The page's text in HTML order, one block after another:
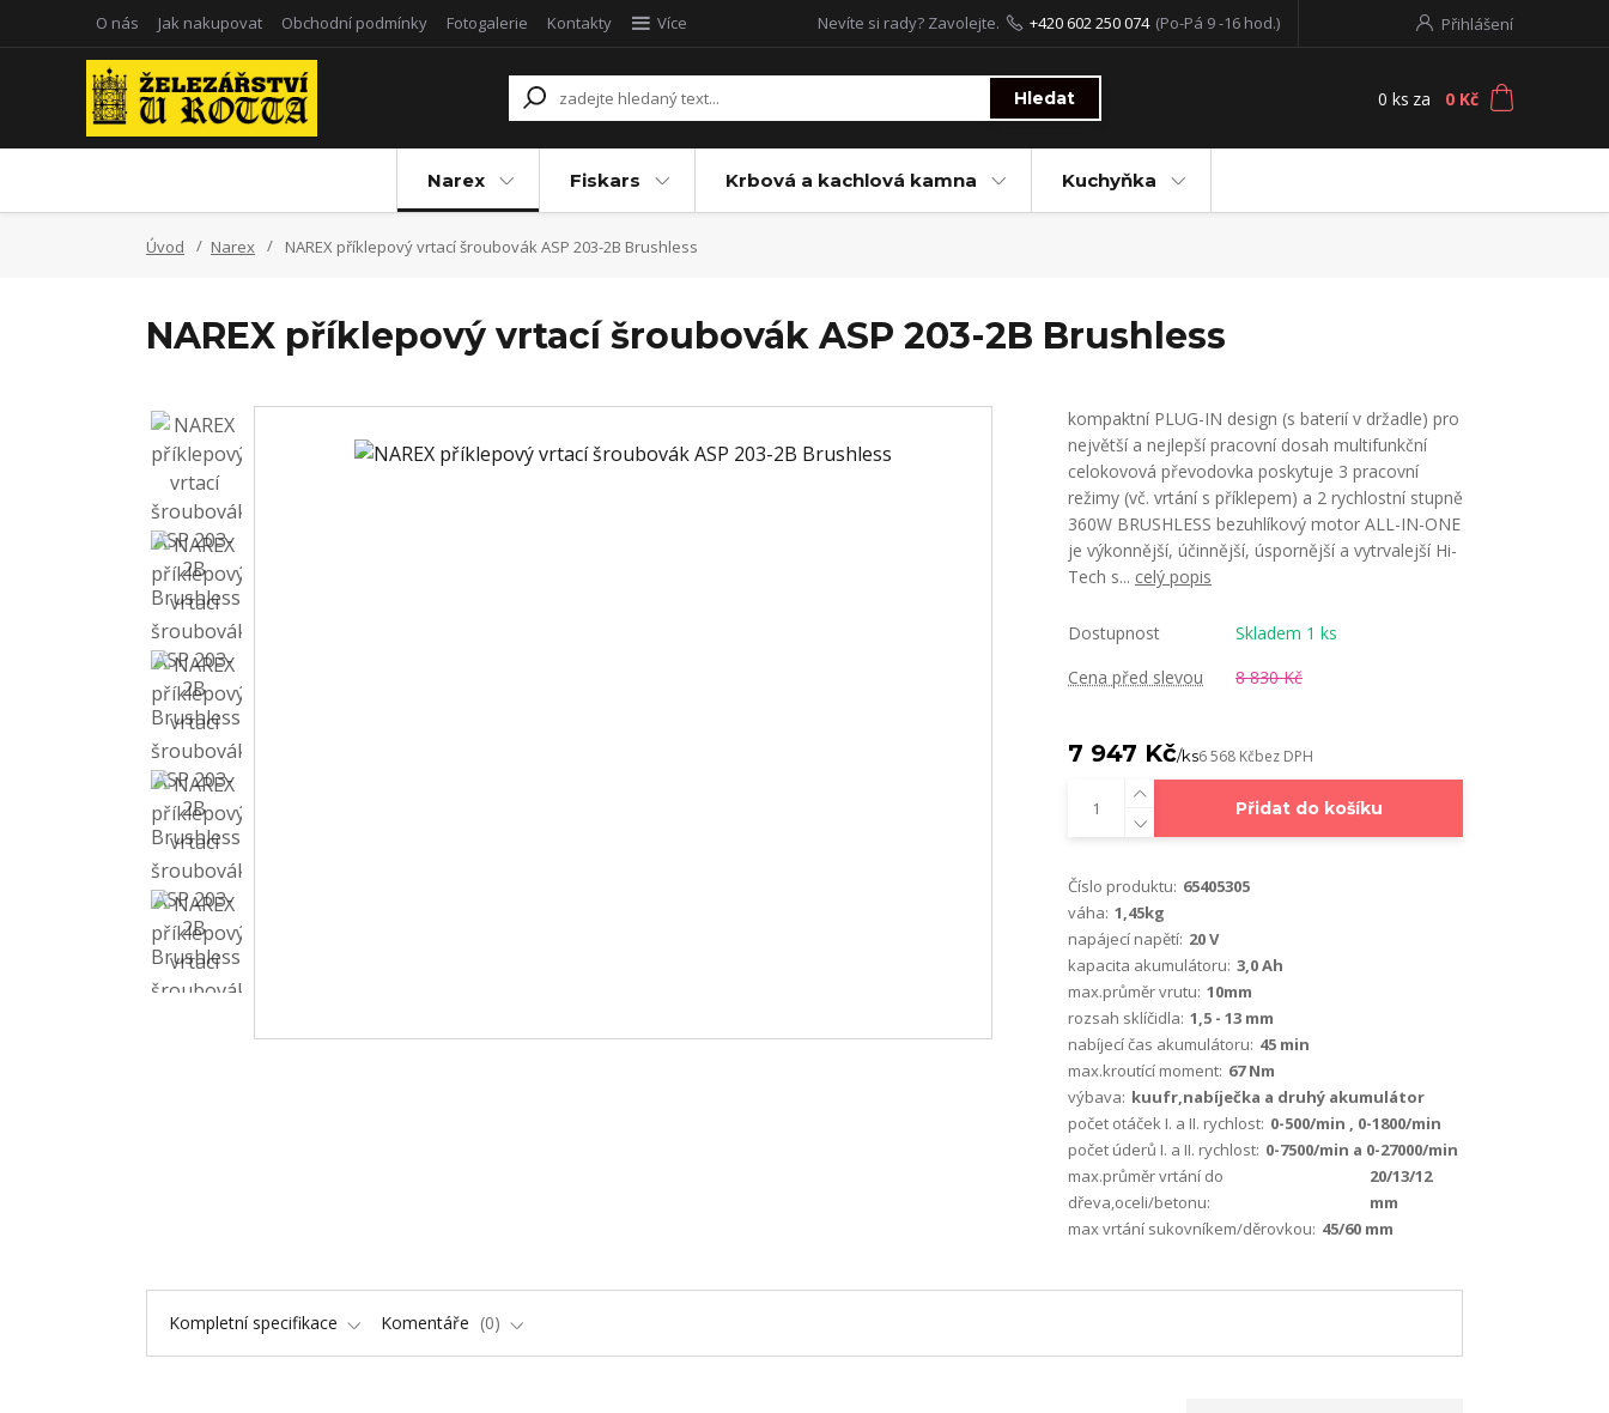
O nás Jak nakupovat Obchodní podmínky Fotogalerie Kontakty Více Přihlášení
Hledat
Nevíte si rady? Zavolejte. +420 602 250 074 (Po-Pá 9 -16 hod.)
0 ks za 0 Kč
Narex Fiskars Krbová a kachlová kamna Kuchyňka
Úvod Narex NAREX příklepový vrtací šroubovák ASP 203-2B Brushless
NAREX příklepový vrtací šroubovák ASP 203-2B Brushless
kompaktní PLUG-IN design (s baterií v držadle) pro
největší a nejlepší pracovní dosah multifunkční
celokovová převodovka poskytuje 3 pracovní
režimy (vč. vrtání s příklepem) a 2 rychlostní stupně
360W BRUSHLESS bezuhlíkový motor ALL-IN-ONE
je výkonnější, účinnější, úspornější a vytrvalejší Hi-
Tech s... celý popis
Dostupnost
Skladem 1 ks
Cena před slevou
8 830 Kč
7 947 Kč/ks6 568 Kčbez DPH
Přidat do košíku
Číslo produktu: 65405305
váha: 1,45kg
napájecí napětí: 20 V
kapacita akumulátoru: 3,0 Ah
max.průměr vrutu: 10mm
rozsah sklíčidla: 1,5 - 13 mm
nabíjecí čas akumulátoru: 45 min
max.kroutící moment: 67 Nm
výbava: kuufr,nabíječka a druhý akumulátor
počet otáček I. a II. rychlost: 0-500/min , 0-1800/min
počet úderů I. a II. rychlost: 0-7500/min a 0-27000/min
max.průměr vrtání do
dřeva,oceli/betonu:
20/13/12
mm
max vrtání sukovníkem/děrovkou: 45/60 mm
Kompletní specifikace Komentáře 0